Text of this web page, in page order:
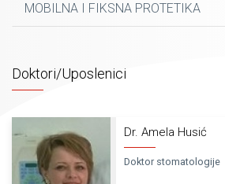
MOBILNA I FIKSNA PROTETIKA
Doktori/Uposlenici
Dr. Amela Husić
Doktor stomatologije